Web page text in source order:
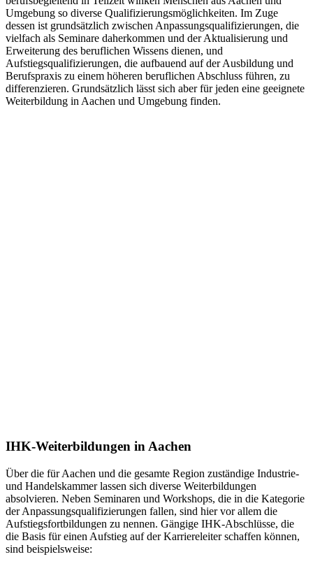
Umgebung so diverse Qualifizierungsmöglichkeiten. Im Zuge
dessen ist grundsätzlich zwischen Anpassungsqualifizierungen, die
vielfach als Seminare daherkommen und der Aktualisierung und
Erweiterung des beruflichen Wissens dienen, und
Aufstiegsqualifizierungen, die aufbauend auf der Ausbildung und
Berufspraxis zu einem höheren beruflichen Abschluss führen, zu
differenzieren. Grundsätzlich lässt sich aber für jeden eine geeignete
Weiterbildung in Aachen und Umgebung finden.
IHK-Weiterbildungen in Aachen
Über die für Aachen und die gesamte Region zuständige Industrie-
und Handelskammer lassen sich diverse Weiterbildungen
absolvieren. Neben Seminaren und Workshops, die in die Kategorie
der Anpassungsqualifizierungen fallen, sind hier vor allem die
Aufstiegsfortbildungen zu nennen. Gängige IHK-Abschlüsse, die
die Basis für einen Aufstieg auf der Karriereleiter schaffen können,
sind beispielsweise: